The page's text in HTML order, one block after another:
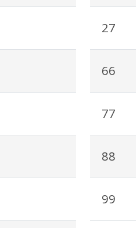
27
66
77
88
99